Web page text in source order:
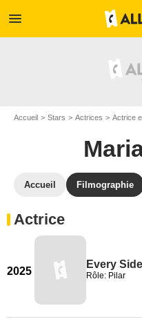
menu
Accueil Stars Actrices Actrice
Accueil Filmographie
Actrice
2025
Every
Rôle: Pilar